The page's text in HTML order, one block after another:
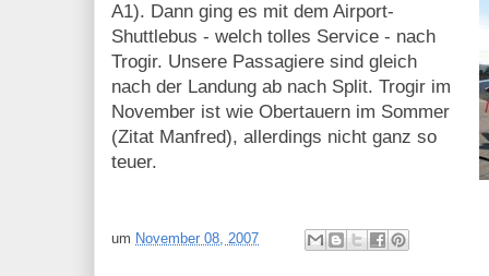
A1). Dann ging es mit dem Airport-
Shuttlebus - welch tolles Service - nach
Trogir. Unsere Passagiere sind gleich
nach der Landung ab nach Split. Trogir im
November ist wie Obertauern im Sommer
(Zitat Manfred), allerdings nicht ganz so
teuer.
um November 08, 2007